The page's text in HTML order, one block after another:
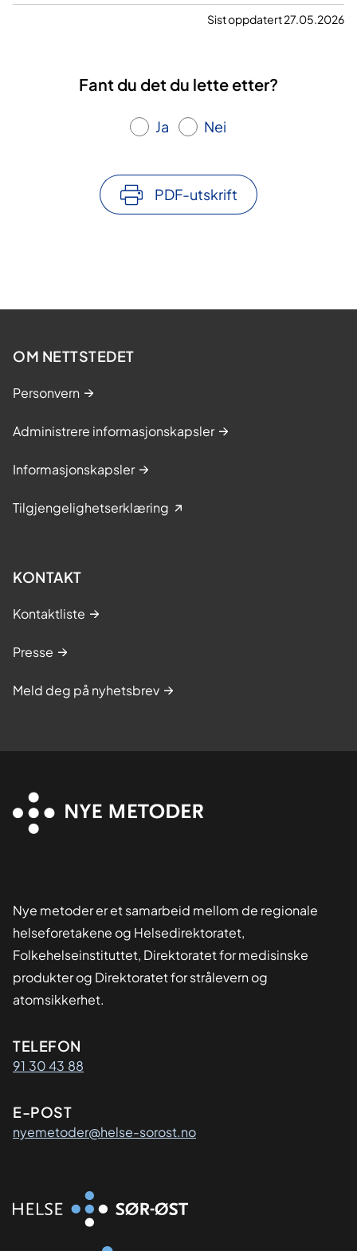
Sist oppdatert 27.05.2026
Fant du det du lette etter?
Ja Nei
PDF-utskrift
OM NETTSTEDET
Personvern
Administrere informasjonskapsler
Informasjonskapsler
Tilgjengelighetserklæring
KONTAKT
Kontaktliste
Presse
Meld deg på nyhetsbrev
Nye metoder er et samarbeid mellom de regionale
helseforetakene og Helsedirektoratet,
Folkehelseinstituttet, Direktoratet for medisinske
produkter og Direktoratet for strålevern og
atomsikkerhet.
Kontaktinformasjon
TELEFON
91 30 43 88
E-POST
nyemetoder@helse-sorost.no
Organisasjon